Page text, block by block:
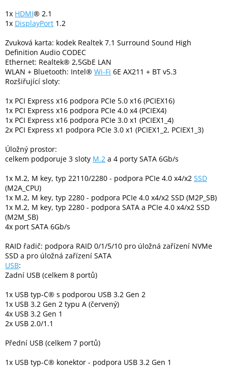
zboží
TONERY
CARTRIDGE
OEM
Sestavy
počítačů
Inpraise
Kamerové
systémy
MILESIGHT
Doprodej
1x HDMI® 2.1
1x DisplayPort 1.2
Zvuková karta: kodek Realtek 7.1 Surround Sound High
Definition Audio CODEC
Ethernet: Realtek® 2,5GbE LAN
WLAN + Bluetooth: Intel® Wi-Fi 6E AX211 + BT v5.3
Rozšiřující sloty:
1x PCI Express x16 podpora PCIe 5.0 x16 (PCIEX16)
1x PCI Express x16 podpora PCIe 4.0 x4 (PCIEX4)
1x PCI Express x16 podpora PCIe 3.0 x1 (PCIEX1_4)
2x PCI Express x1 podpora PCIe 3.0 x1 (PCIEX1_2, PCIEX1_3)
Úložný prostor:
celkem podporuje 3 sloty M.2 a 4 porty SATA 6Gb/s
1x M.2, M key, typ 22110/2280 - podpora PCIe 4.0 x4/x2 SSD
(M2A_CPU)
1x M.2, M key, typ 2280 - podpora PCIe 4.0 x4/x2 SSD (M2P_SB)
1x M.2, M key, typ 2280 - podpora SATA a PCIe 4.0 x4/x2 SSD
(M2M_SB)
4x port SATA 6Gb/s
RAID řadič: podpora RAID 0/1/5/10 pro úložná zařízení NVMe
SSD a pro úložná zařízení SATA
USB:
Zadní USB (celkem 8 portů)
1x USB typ-C® s podporou USB 3.2 Gen 2
1x USB 3.2 Gen 2 typu A (červený)
4x USB 3.2 Gen 1
2x USB 2.0/1.1
Přední USB (celkem 7 portů)
1x USB typ-C® konektor - podpora USB 3.2 Gen 1